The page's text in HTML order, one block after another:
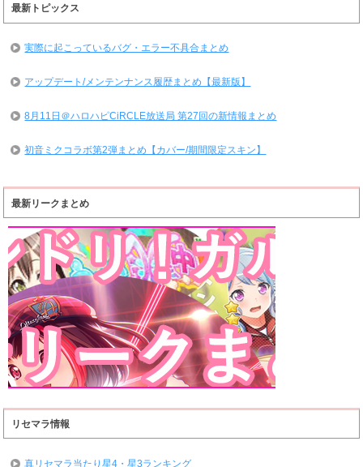
最新トピックス
実際に起こっているバグ・エラー不具合まとめ
アップデート/メンテンナンス履歴まとめ【最新版】
8月11日＠ハロハピCiRCLE放送局 第27回の新情報まとめ
初音ミクコラボ第2弾まとめ【カバー/期間限定スキン】
最新リークまとめ
リセマラ情報
真リセマラ当たり星4・星3ランキング